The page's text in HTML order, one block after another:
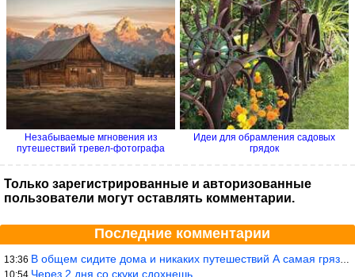
Незабываемые мгновения из
путешествий тревел-фотографа
Идеи для обрамления садовых
грядок
Только зарегистрированные и авторизованные
пользователи могут оставлять комментарии.
Последние комментарии
13:36 В общем сидите дома и никаких путешествий А самая грязная в от
10:54 Через 2 дня со скуки сдохнешь